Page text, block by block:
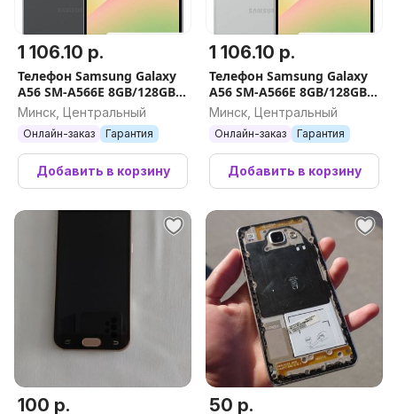
1 106.10 р.
Телефон Samsung Galaxy
A56 SM-A566E 8GB/128GB
(черный)
Минск, Центральный
Онлайн-заказ Гарантия
Добавить в корзину
1 106.10 р.
Телефон Samsung Galaxy
A56 SM-A566E 8GB/128GB
(серый)
Минск, Центральный
Онлайн-заказ Гарантия
Добавить в корзину
100 р. 50 р.